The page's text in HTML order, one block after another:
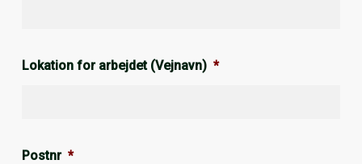
Lokation for arbejdet (Vejnavn) *
Postnr *